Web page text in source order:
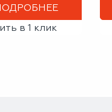
в 1 клик